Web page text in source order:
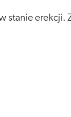
stanie erekcji.